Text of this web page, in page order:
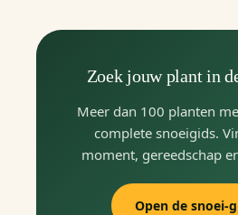
Zoek jouw plant in
Meer dan 100 planten
complete snoeigids.
moment, gereedschap
Open de snoei-